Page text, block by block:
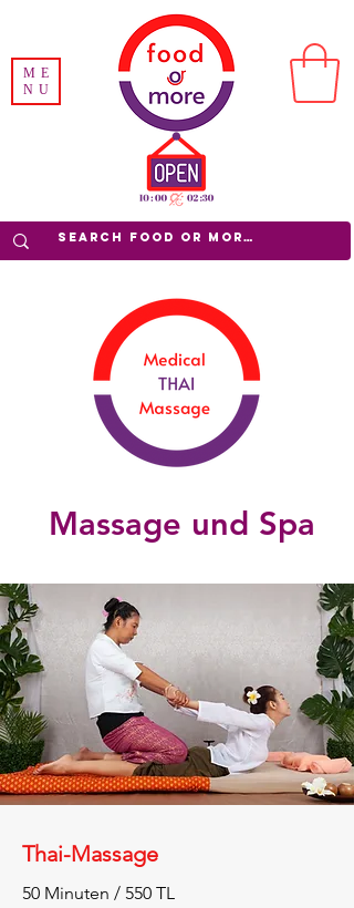
ME
NU
Massage und Spa
Thai-Massage
50 Minuten / 550 TL